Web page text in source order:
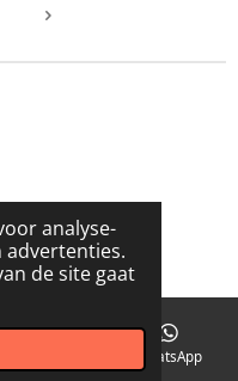
analyse-
de site gaat
WhatsApp